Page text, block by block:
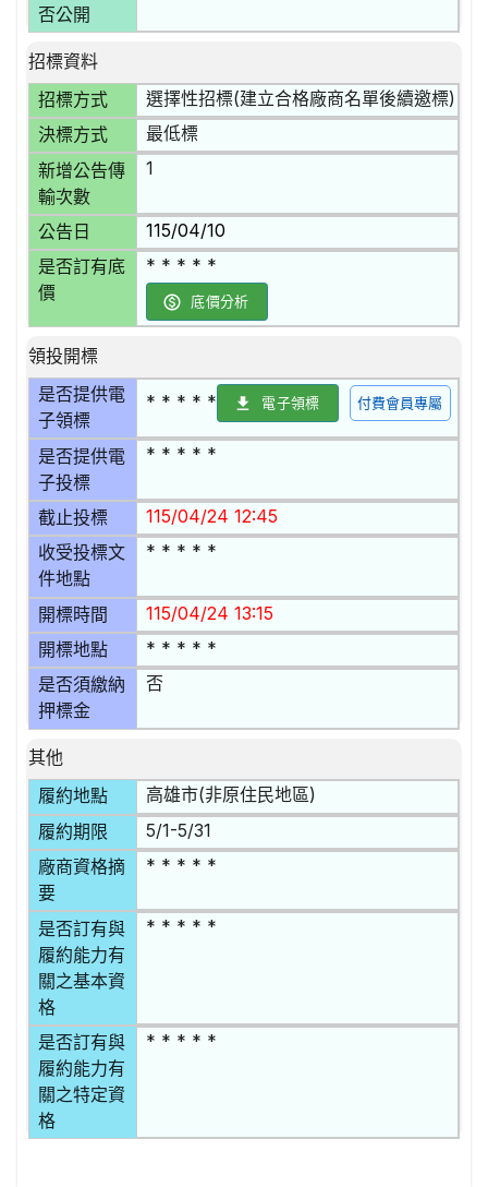
否公開
招標資料
招標方式
選擇性招標(建立合格廠商名單後續邀標)
決標方式 最低標
新增公告傳
輸次數
1
公告日 115/04/10
是否訂有底
價
* * * * *
底價分析
領投開標
是否提供電
子領標
* * * * * 電子領標 付費會員專屬
是否提供電
子投標
* * * * *
截止投標 115/04/24 12:45
收受投標文
件地點
* * * * *
開標時間 115/04/24 13:15
開標地點 * * * * *
是否須繳納
押標金
否
其他
履約地點
高雄市(非原住民地區)
履約期限 5/1-5/31
廠商資格摘
要
* * * * *
是否訂有與
履約能力有
關之基本資
格
* * * * *
是否訂有與
履約能力有
關之特定資
格
* * * * *